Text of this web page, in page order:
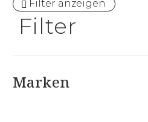
Filter anzeigen
Filter
Marken